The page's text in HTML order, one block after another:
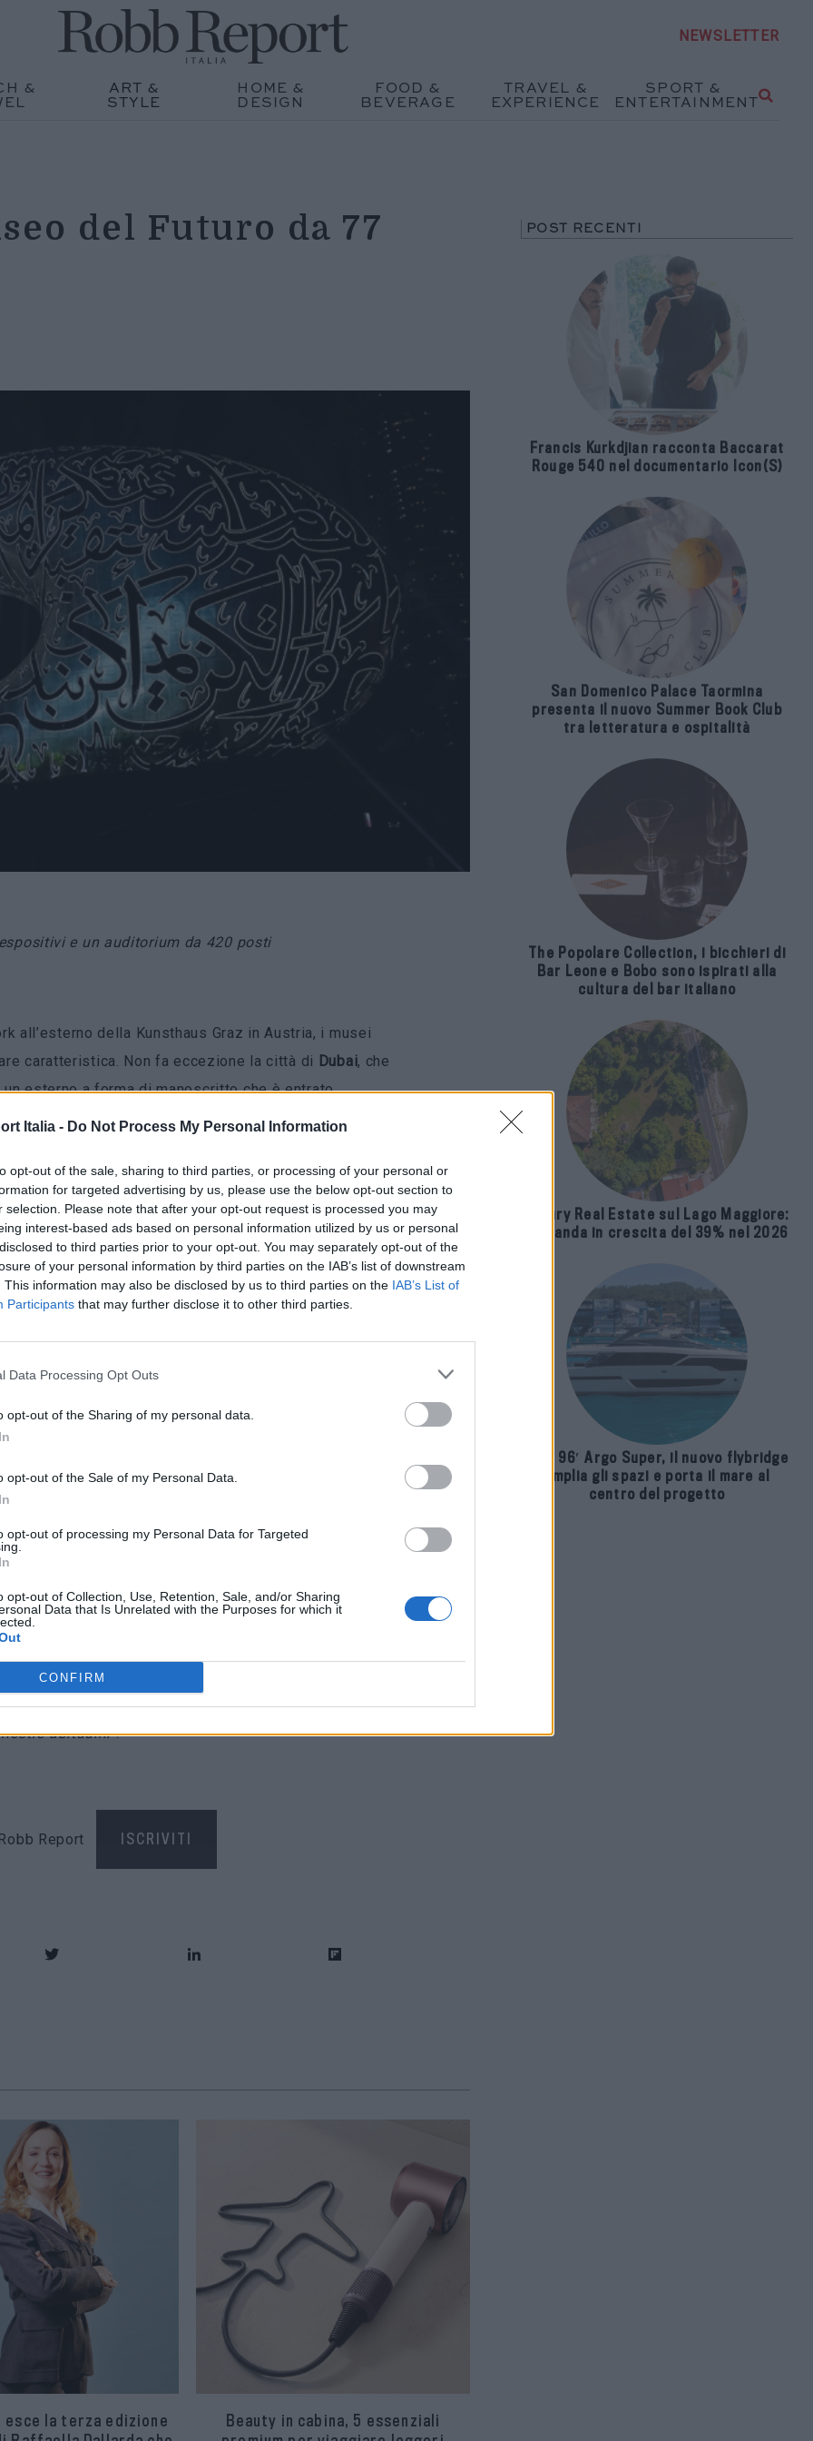
Italia - Do Not Process My Personal Information
opt-out of the sale, sharing to third parties, or processing of your personal or
for targeted advertising by us, please use the below opt-out section to
selection. Please note that after your opt-out request is processed you may
interest-based ads based on personal information utilized by us or personal
to third parties prior to your opt-out. You may separately opt-out of the
of your personal information by third parties on the IAB’s list of downstream
This information may also be disclosed by us to third parties on the IAB’s List of
Participants that may further disclose it to other third parties.
Data Processing Opt Outs
opt-out of the Sharing of my personal data.
opt-out of the Sale of my Personal Data.
opt-out of processing my Personal Data for Targeted
opt-out of Collection, Use, Retention, Sale, and/or Sharing
Data that Is Unrelated with the Purposes for which it
CONFIRM
NEWSLETTER
&
ART &
STYLE
HOME &
DESIGN
FOOD &
BEVERAGE
TRAVEL &
EXPERIENCE
SPORT &
ENTERTAINMENT
del Futuro da 77
e un auditorium da 420 posti
all’esterno della Kunsthaus Graz in Austria, i musei
caratteristica. Non fa eccezione la città di Dubai, che
esterno a forma di manoscritto che è entrato
Ora, un nuovo spazio espositivo è pronto ad
dalla collaborazione tra lo studio di architettura Killa
sette piani per 77 metri di altezza, si trova nel
Emirates Towers. Presenta 1.024 pannelli di acciaio
L’interno accoglie sei spazi espositivi permanenti,
una serie di store e un parcheggio. Il Museo è
energetico, con un’architettura solare passiva
o il raffreddamento nel rispetto della sostenibilità.
bin Rashid Al Maktoum. “
creatività possono lasciare un’eredità che perdura
possono immaginarlo, progettarlo e realizzarlo. Non
intellettuale. È il segreto dell’evoluzione e del
per le arti e la creazione, mentre l’area verde
del Futuro è un ‘museo vivente’, che si adatta
stesso cambia le sue mostre e le attrazioni.
Dubai Future Foundation –
di prova di idee che definiscono il mondo del futuro e
abitudini“.
Report ISCRIVITI
esce la terza edizione
Beauty in cabina, 5 essenziali
POST RECENTI
Francis Kurkdjian racconta Baccarat
Rouge 540 nel documentario Icon(S)
San Domenico Palace Taormina
presenta il nuovo Summer Book Club
tra letteratura e ospitalità
The Popolare Collection, i bicchieri di
Bar Leone e Bobo sono ispirati alla
cultura del bar italiano
Luxury Real Estate sul Lago Maggiore:
domanda in crescita del 39% nel 2026
Riva 96′ Argo Super, il nuovo flybridge
amplia gli spazi e porta il mare al
centro del progetto